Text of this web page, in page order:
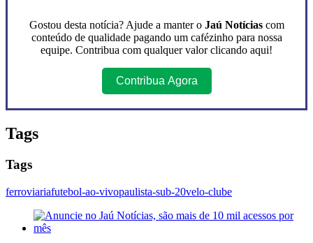
Gostou desta notícia? Ajude a manter o Jaú Notíciascom
conteúdo de qualidade pagando um cafézinho para nossa
equipe. Contribua com qualquer valor clicando aqui!
Contribua Agora
Tags
Tags
ferroviariafutebol-ao-vivopaulista-sub-20velo-clube